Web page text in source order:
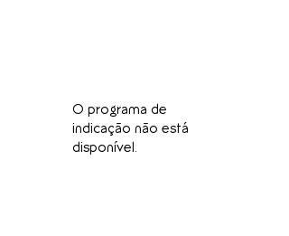
O programa de
indicação não está
disponível.